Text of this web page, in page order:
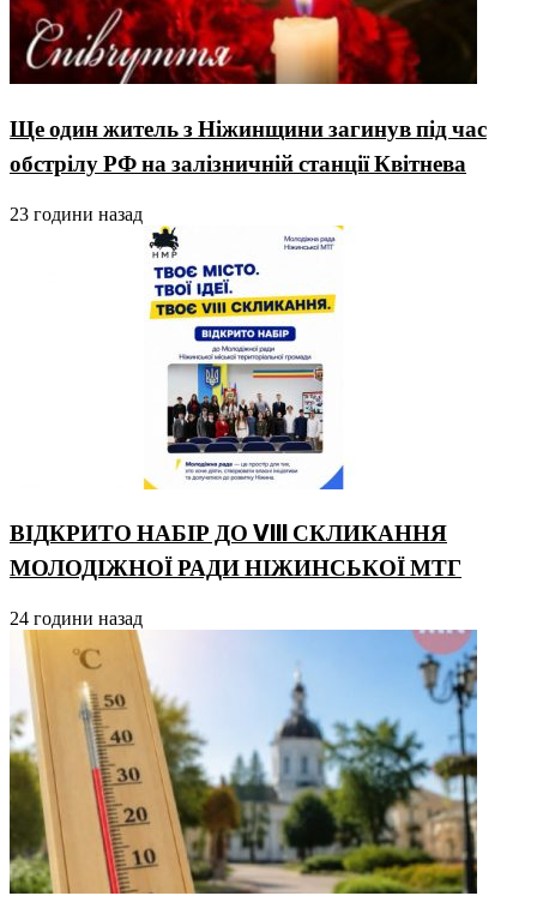
Ще один житель з Ніжинщини загинув під час
обстрілу РФ на залізничній станції Квітнева
23 години назад
ВІДКРИТО НАБІР ДО VIII СКЛИКАННЯ
МОЛОДІЖНОЇ РАДИ НІЖИНСЬКОЇ МТГ
24 години назад